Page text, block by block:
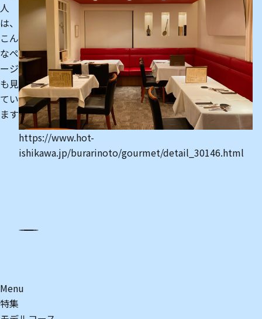
人
は、
こん
なペ
ージ
も見
てい
ます
https://www.hot-
ishikawa.jp/burarinoto/gourmet/detail_30146.html
Menu
特集